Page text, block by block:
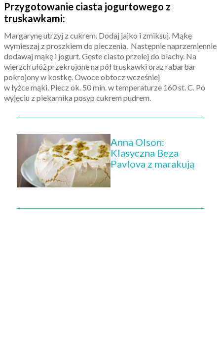
Przygotowanie ciasta jogurtowego z
truskawkami:
Margarynę utrzyj z cukrem. Dodaj jajko i zmiksuj. Mąkę
wymieszaj z proszkiem do pieczenia. Następnie naprzemiennie
dodawaj mąkę i jogurt. Gęste ciasto przelej do blachy. Na
wierzch ułóż przekrojone na pół truskawki oraz rabarbar
pokrojony w kostkę. Owoce obtocz wcześniej
w łyżce mąki. Piecz ok. 50 min. w temperaturze 160 st. C. Po
wyjęciu z piekarnika posyp cukrem pudrem.
Anna Olson:
Klasyczna Beza
Pavlova z marakują